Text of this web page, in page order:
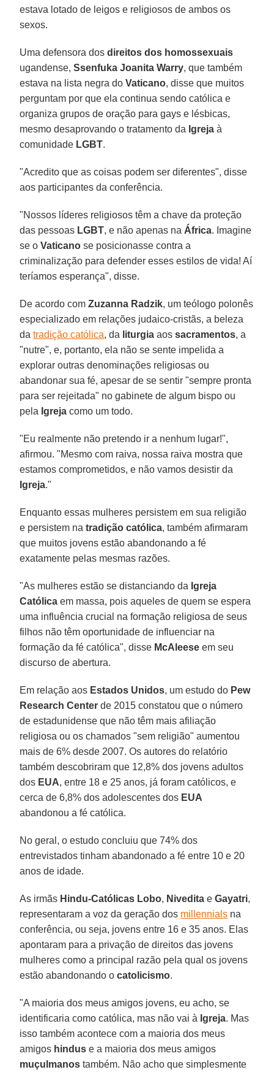
estava lotado de leigos e religiosos de ambos os
sexos.
Uma defensora dosdireitos dos homossexuais
ugandense,Ssenfuka Joanita Warry, que também
estava na lista negra doVaticano, disse que muitos
perguntam por que ela continua sendo católica e
organiza grupos de oração para gays e lésbicas,
mesmo desaprovando o tratamento da Igreja à
comunidade LGBT.
"Acredito que as coisas podem ser diferentes", disse
aos participantes da conferência.
"Nossos líderes religiosos têm a chave da proteção
das pessoas LGBT, e não apenas na África. Imagine
se oVaticano se posicionasse contra a
criminalização para defender esses estilos de vida! Aí
teríamos esperança", disse.
De acordo comZuzanna Radzik, um teólogo polonês
especializado em relações judaico-cristãs, a beleza
datradição católica, da liturgia aossacramentos, a
"nutre", e, portanto, ela não se sente impelida a
explorar outras denominações religiosas ou
abandonar sua fé, apesar de se sentir "sempre pronta
para ser rejeitada" no gabinete de algum bispo ou
pela Igreja como um todo.
"Eu realmente não pretendo ir a nenhum lugar!",
afirmou. "Mesmo com raiva, nossa raiva mostra que
estamos comprometidos, e não vamos desistir da
Igreja."
Enquanto essas mulheres persistem em sua religião
e persistem natradição católica, também afirmaram
que muitos jovens estão abandonando a fé
exatamente pelas mesmas razões.
"As mulheres estão se distanciando da Igreja
Católica em massa, pois aqueles de quem se espera
uma influência crucial na formação religiosa de seus
filhos não têm oportunidade de influenciar na
formação da fé católica", disse McAleese em seu
discurso de abertura.
Em relação aos Estados Unidos, um estudo do Pew
Research Center de 2015 constatou que o número
de estadunidense que não têm mais afiliação
religiosa ou os chamados "sem religião" aumentou
mais de 6% desde 2007. Os autores do relatório
também descobriram que 12,8% dos jovens adultos
dos EUA, entre 18 e 25 anos, já foram católicos, e
cerca de 6,8% dos adolescentes dos EUA
abandonou a fé católica.
No geral, o estudo concluiu que 74% dos
entrevistados tinham abandonado a fé entre 10 e 20
anos de idade.
As irmãs Hindu-Católicas Lobo, Nivedita eGayatri,
representaram a voz da geração dos millennials na
conferência, ou seja, jovens entre 16 e 35 anos. Elas
apontaram para a privação de direitos das jovens
mulheres como a principal razão pela qual os jovens
estão abandonando ocatolicismo.
"A maioria dos meus amigos jovens, eu acho, se
identificaria como católica, mas não vai à Igreja. Mas
isso também acontece com a maioria dos meus
amigos hindus e a maioria dos meus amigos
muçulmanos também. Não acho que simplesmente